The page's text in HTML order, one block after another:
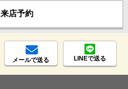
来店予約
メールで送る LINEで送る